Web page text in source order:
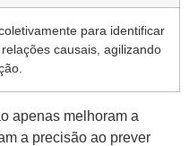
para identificar
causais, agilizando
apenas melhoram a
a precisão ao prever